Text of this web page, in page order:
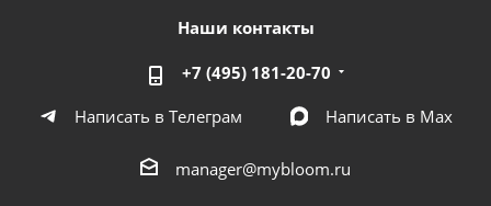
Наши контакты
+7 (495) 181-20-70
Написать в Телеграм
Написать в Мах
manager@mybloom.ru